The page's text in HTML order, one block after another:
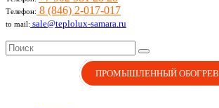
Телефон: 8 (846) 2-017-017
to mail: sale@teplolux-samara.ru
ПРОМЫШЛЕННЫЙ ОБОГРЕВ